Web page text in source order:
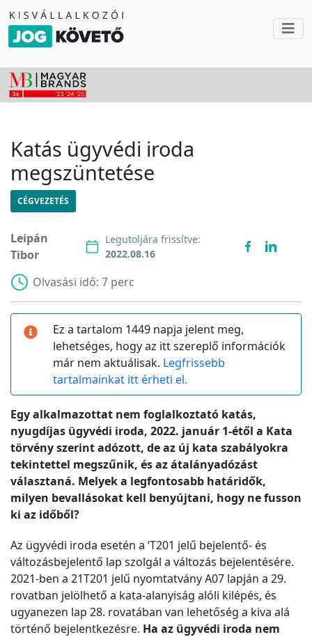
Katás ügyvédi iroda
megszüntetése
CÉGVEZETÉS
Leipán
Tibor
Legutoljára frissítve:
2022.08.16
Olvasási idő: 7 perc
Ez a tartalom 1449 napja jelent meg,
lehetséges, hogy az itt szereplő információk
már nem aktuálisak. Legfrissebb
tartalmainkat itt érheti el.
Egy alkalmazottat nem foglalkoztató katás,
nyugdíjas ügyvédi iroda, 2022. január 1-étől a Kata
törvény szerint adózott, de az új kata szabályokra
tekintettel megszűnik, és az átalányadózást
választaná. Melyek a legfontosabb határidők,
milyen bevallásokat kell benyújtani, hogy ne fusson
ki az időből?
Az ügyvédi iroda esetén a ‘T201 jelű bejelentő- és
változásbejelentő lap szolgál a változás bejelentésére.
2021-ben a 21T201 jelű nyomtatvány A07 lapján a 29.
rovatban jelölhető a kata-alanyiság alóli kilépés, és
ugyanezen lap 28. rovatában van lehetőség a kiva alá
történő bejelentkezésre. Ha az ügyvédi iroda nem